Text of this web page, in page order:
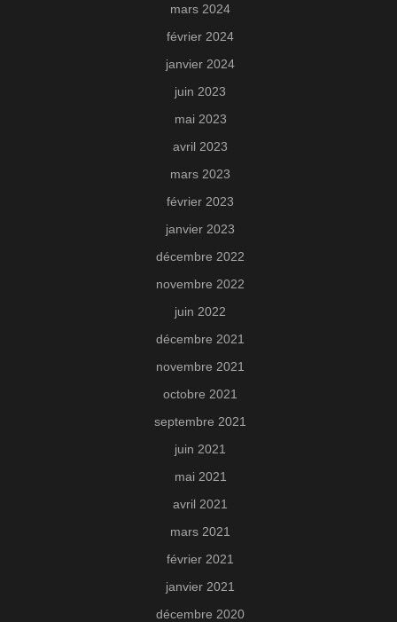
mars 2024
février 2024
janvier 2024
juin 2023
mai 2023
avril 2023
mars 2023
février 2023
janvier 2023
décembre 2022
novembre 2022
juin 2022
décembre 2021
novembre 2021
octobre 2021
septembre 2021
juin 2021
mai 2021
avril 2021
mars 2021
février 2021
janvier 2021
décembre 2020